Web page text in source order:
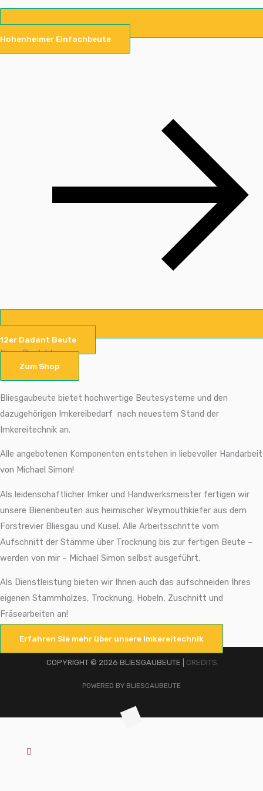
Hohenheimer Einfachbeute
12er Dadant Beute
Neue Produkte
Zum Shop
Bliesgaubeute bietet hochwertige Beutesysteme und den
dazugehörigen Imkereibedarf nach neuestem Stand der
Imkereitechnik an.
Alle angebotenen Komponenten entstehen in liebevoller Handarbeit
von Michael Simon!
Als leidenschaftlicher Imker und Handwerksmeister fertigen wir
unsere Bienenbeuten aus heimischer Weymouthkiefer aus dem
Forstrevier Bliesgau und Kusel. Alle Arbeitsschritte vom
Aufschnitt der Stämme über Trocknung bis zur fertigen Beute –
werden von mir – Michael Simon selbst ausgeführt.
Als Dienstleistung bieten wir Ihnen auch das aufschneiden Ihres
eigenen Stammholzes, Trocknung, Hobeln, Zuschnitt und
Fräsearbeiten an!
Erfahren Sie mehr über unsere Imkereitechnik
COPYRIGHT © 2026 BLIESGAUBEUTE | CREDITS
POWERED BY BLIESGAUBEUTE